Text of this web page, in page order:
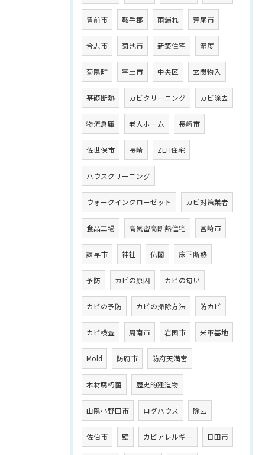
豊前市 鞍手郡 雨漏れ 荒尾市
合志市 菊池市 新築住宅 湿度
菊陽町 宇土市 中央区 玄関物入
基礎断熱 カビクリーニング カビ除去
物流倉庫 老人ホーム 長崎市
佐世保市 長崎 ZEH住宅
ハウスクリーニング
ウォークインクローゼット カビ対策業者
食品工場 高気密高断熱住宅 宮崎市
諫早市 神社 仏閣 床下断熱
予防 カビの原因 カビの匂い
カビの予防 カビの掃除方法 防カビ
カビ検査 周南市 岩国市 米軍基地
Mold 防府市 防府天満宮
木材腐朽菌 歴史的建造物
山陽小野田市 ログハウス 除去
佐伯市 壁 カビアレルギー 日田市